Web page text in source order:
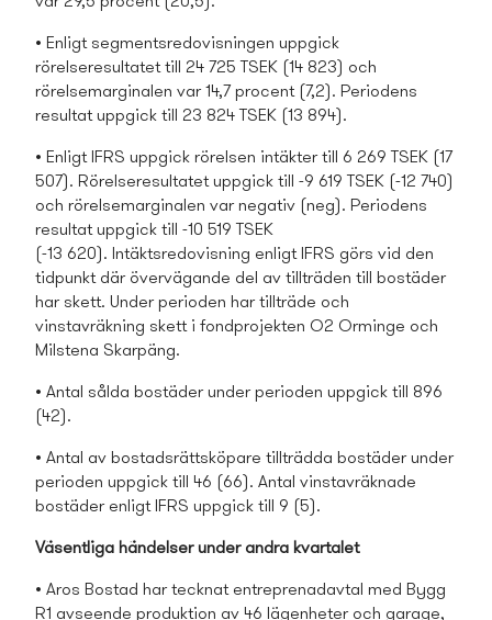
• Enligt segmentsredovisningen uppgick
rörelseresultatet till 24 725 TSEK (14 823) och
rörelsemarginalen var 14,7 procent (7,2). Periodens
resultat uppgick till 23 824 TSEK (13 894).
• Enligt IFRS uppgick rörelsen intäkter till 6 269 TSEK (17
507). Rörelseresultatet uppgick till -9 619 TSEK (-12 740)
och rörelsemarginalen var negativ (neg). Periodens
resultat uppgick till -10 519 TSEK
(-13 620). Intäktsredovisning enligt IFRS görs vid den
tidpunkt där övervägande del av tillträden till bostäder
har skett. Under perioden har tillträde och
vinstavräkning skett i fondprojekten O2 Orminge och
Milstena Skarpäng.
• Antal sålda bostäder under perioden uppgick till 896
(42).
• Antal av bostads­rättsköpare tillträdda bostäder under
perioden uppgick till 46 (66). Antal vinstavräknade
bostäder enligt IFRS uppgick till 9 (5).
Väsentliga händelser under andra kvartalet
• Aros Bostad har tecknat entreprenadavtal med Bygg
R1 avseende produktion av 46 lägenheter och garage,